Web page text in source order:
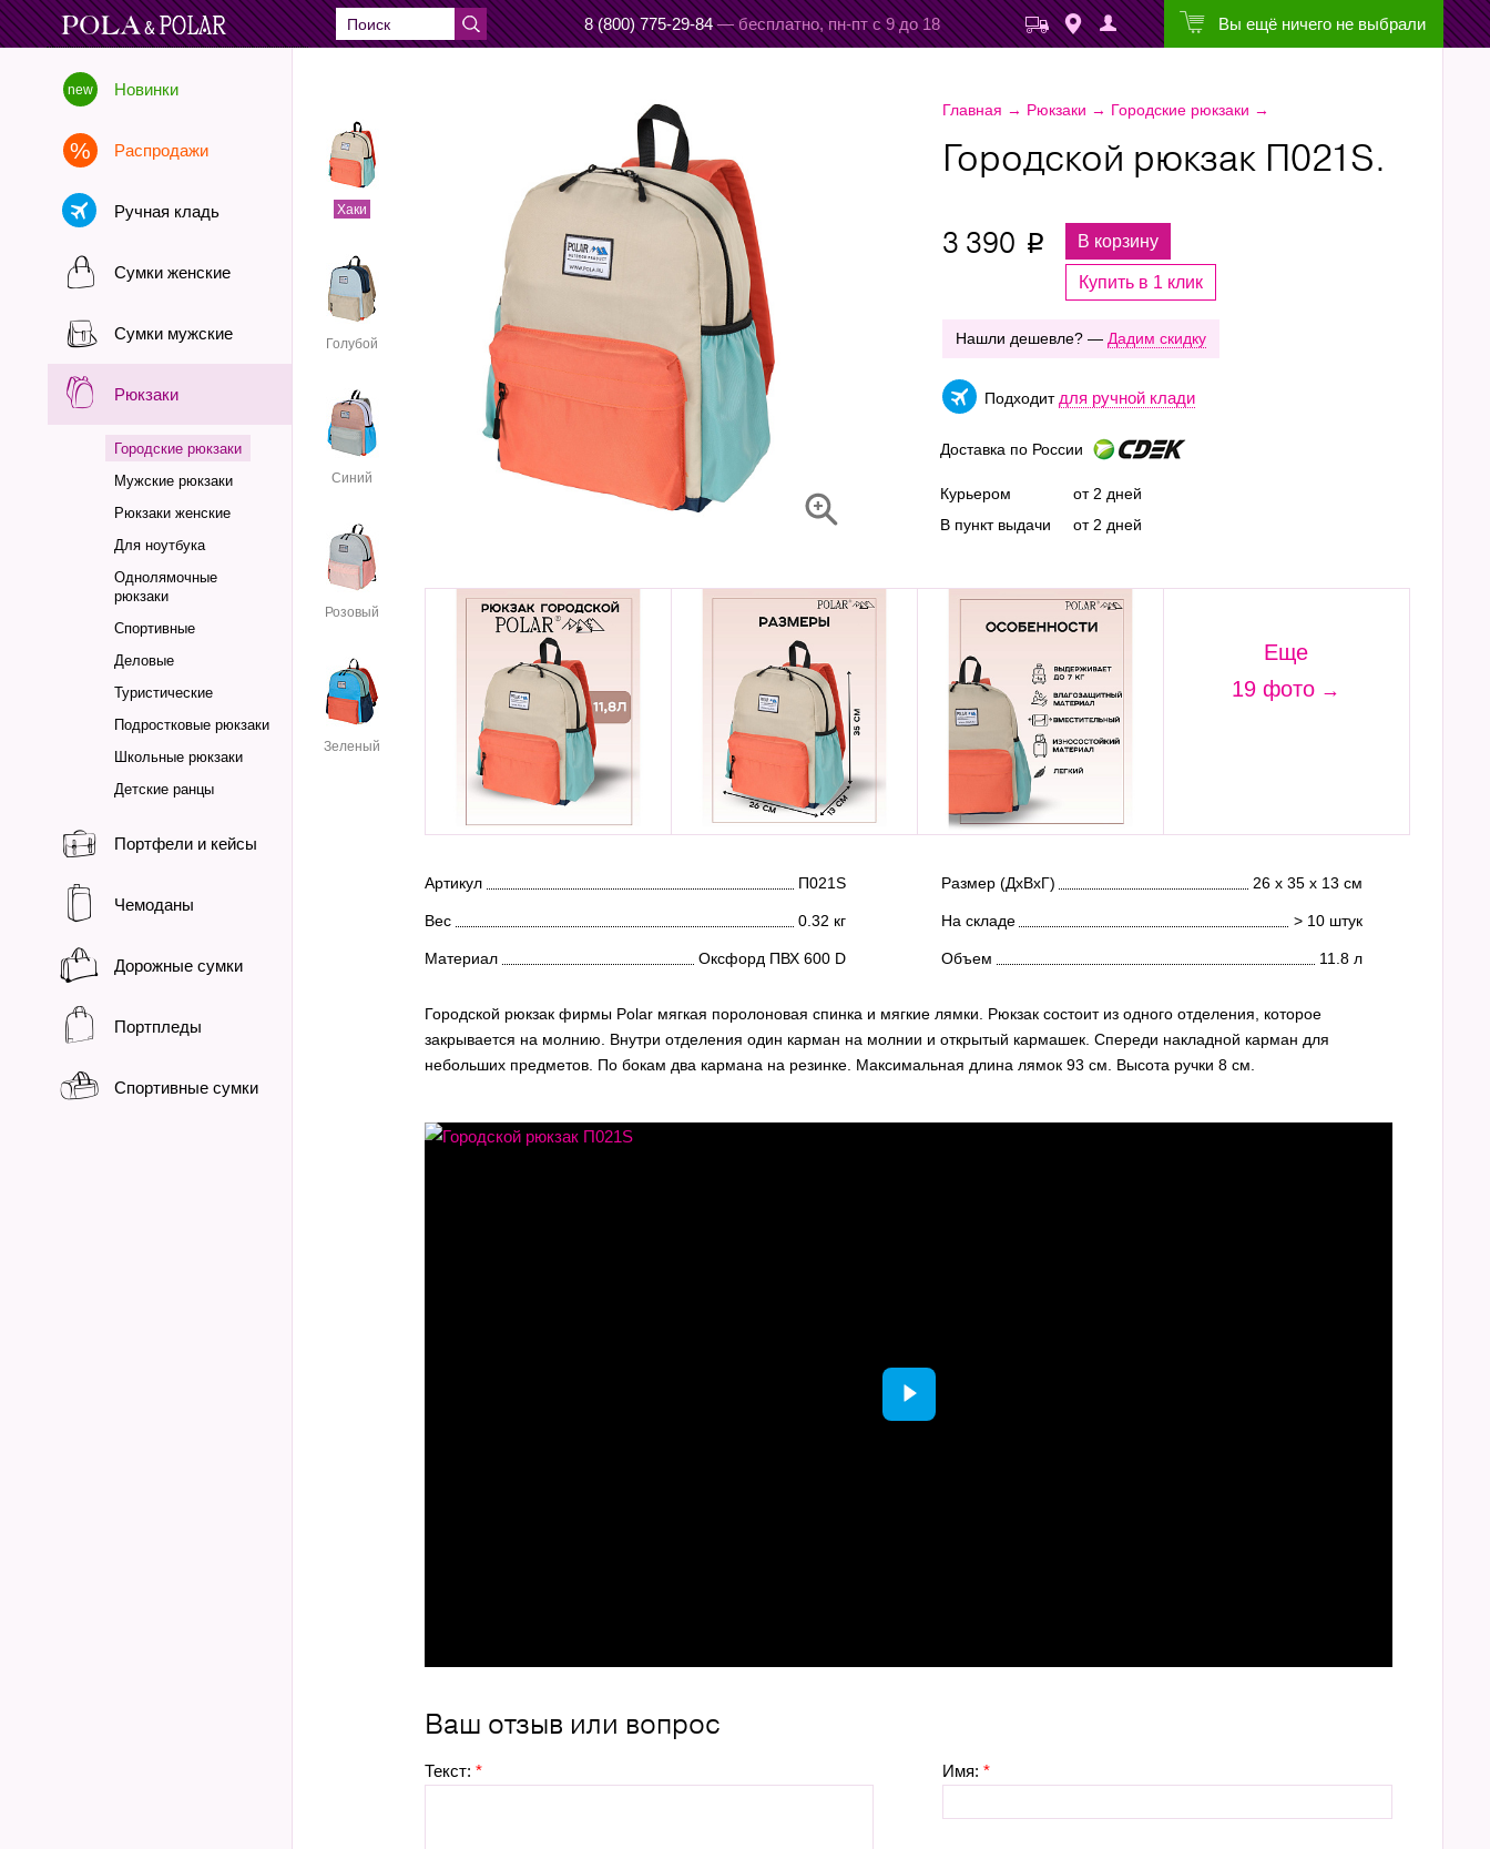
8 (800) 775-29-84 — бесплатно, пн-пт с 9 до 18 Вы ещё ничего не выбрали
Новинки
Распродажи
Ручная кладь
Сумки женские
Сумки мужские
Рюкзаки
Городские рюкзаки
Мужские рюкзаки
Рюкзаки женские
Для ноутбука
Однолямочные
рюкзаки
Спортивные
Деловые
Туристические
Подростковые рюкзаки
Школьные рюкзаки
Детские ранцы
Портфели и кейсы
Чемоданы
Дорожные сумки
Портпледы
Спортивные сумки
Главная → Рюкзаки → Городские рюкзаки →
Хаки
Голубой
Синий
Розовый
Зеленый
Городской рюкзак П021S.
3 390 p В корзину
Купить в 1 клик
Нашли дешевле? — Дадим скидку
Подходит для ручной клади
Доставка по России
Курьером
В пункт выдачи
от 2 дней
от 2 дней
Еще
19 фото
Артикул П021S Размер (ДхВхГ) 26 х 35 х 13 см
Вес 0.32 кг На складе > 10 штук
Материал Оксфорд ПВХ 600 D Объем 11.8 л
Городской рюкзак фирмы Polar мягкая поролоновая спинка и мягкие лямки. Рюкзак состоит из одного отделения, которое
закрывается на молнию. Внутри отделения один карман на молнии и открытый кармашек. Спереди накладной карман для
небольших предметов. По бокам два кармана на резинке. Максимальная длина лямок 93 см. Высота ручки 8 см.
Ваш отзыв или вопрос
Текст: * Имя:*